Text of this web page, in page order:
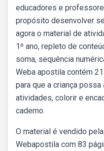
educadores e
propósito desenvolver
agora o material de
1º ano, repleto de
soma, sequência
Weba apostila contém
para que a criança
atividades, colorir e
caderno.
O material é vendido
Webapostila com 83